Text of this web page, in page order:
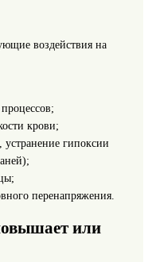
воздействия на
крови;
гипоксии
перенапряжения.
или